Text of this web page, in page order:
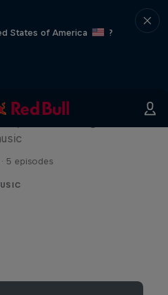
States of America
?
the Carts
5 episodes